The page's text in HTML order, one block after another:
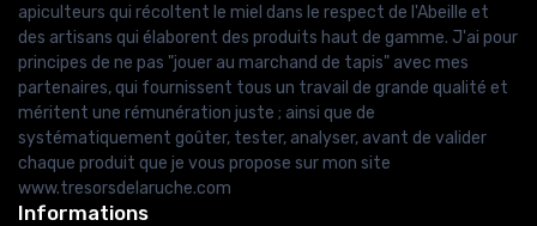
apiculteurs qui récoltent le miel dans le respect de l'Abeille et
des artisans qui élaborent des produits haut de gamme. J'ai pour
principes de ne pas "jouer au marchand de tapis" avec mes
partenaires, qui fournissent tous un travail de grande qualité et
méritent une rémunération juste ; ainsi que de
systématiquement goûter, tester, analyser, avant de valider
chaque produit que je vous propose sur mon site
www.tresorsdelaruche.com
Informations